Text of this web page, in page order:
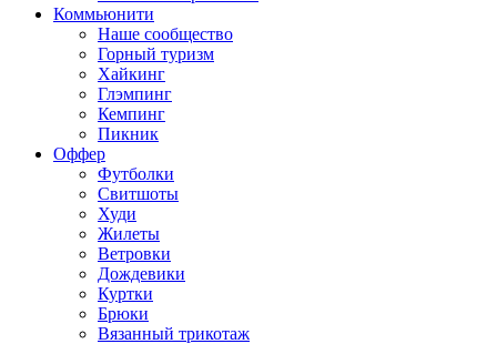
Коммьюнити
Наше сообщество
Горный туризм
Хайкинг
Глэмпинг
Кемпинг
Пикник
Оффер
Футболки
Свитшоты
Худи
Жилеты
Ветровки
Дождевики
Куртки
Брюки
Вязанный трикотаж